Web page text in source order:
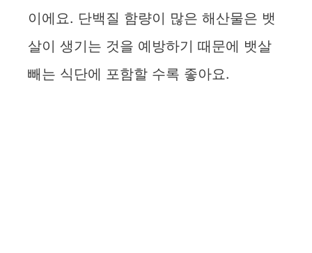
이에요. 단백질 함량이 많은 해산물은 뱃
살이 생기는 것을 예방하기 때문에 뱃살
빼는 식단에 포함할 수록 좋아요.